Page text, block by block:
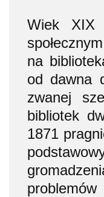
Wiek XIX
na
od dawna
zwanej
bibliotek
1871